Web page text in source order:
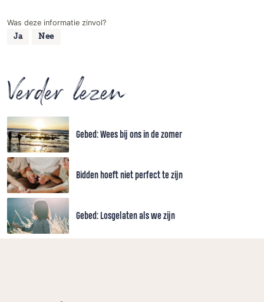
Was deze informatie zinvol?
Ja Nee
Verder lezen
Gebed: Wees bij ons in de zomer
Bidden hoeft niet perfect te zijn
Gebed: Losgelaten als we zijn